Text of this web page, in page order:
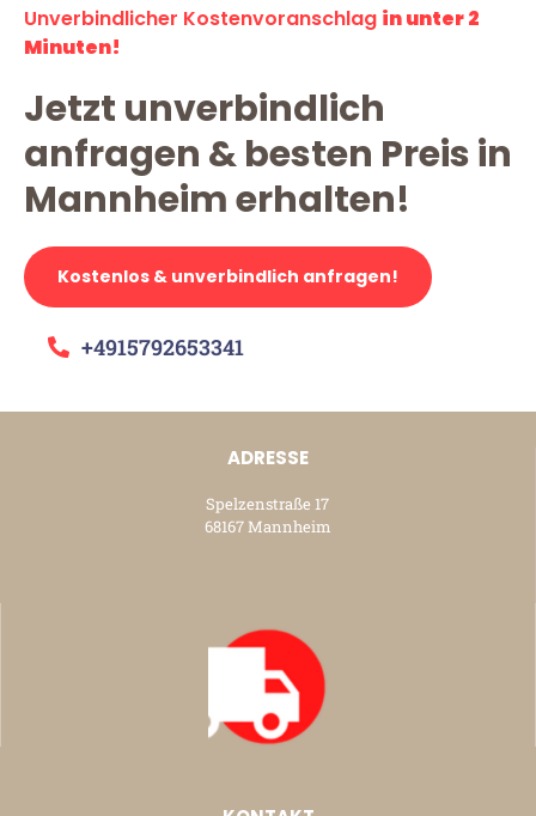
Unverbindlicher Kostenvoranschlag in unter 2
Minuten!
Jetzt unverbindlich
anfragen & besten Preis in
Mannheim erhalten!
Kostenlos & unverbindlich anfragen!
+4915792653341
ADRESSE
Spelzenstraße 17
68167 Mannheim